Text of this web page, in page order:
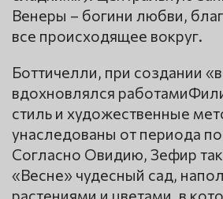
Венеры – богини любви,
все происходящее вокруг.
Боттичелли, при создании
вдохновлялся
стиль и художественные
унаследованы от периода
Согласно Овидию, Зефир
«Весне» чудесный сад,
растениями и цветами, в